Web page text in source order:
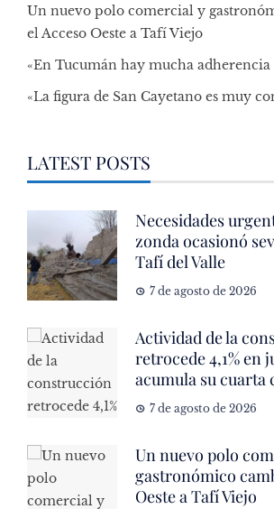
Un nuevo polo comercial y
el Acceso Oeste a Tafí Viejo
«En Tucumán hay mucha adherencia
«La figura de San Cayetano es muy
LATEST POSTS
Necesidades
zonda ocasionó
Tafí del Valle
7 de agosto de 2026
Actividad de la
retrocede 4,1% en
acumula su cuarta
7 de agosto de 2026
Un nuevo polo
gastronómico
Oeste a Tafí Viejo